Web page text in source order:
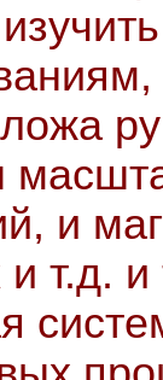
и
т.д. и